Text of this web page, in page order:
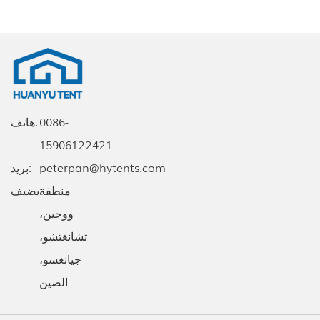
يضيف:منطقة
ووجين،
تشانغتشو،
جيانغسو،
الصين
هاتف:0086-
15906122421
بريد: peterpan@hytents.com